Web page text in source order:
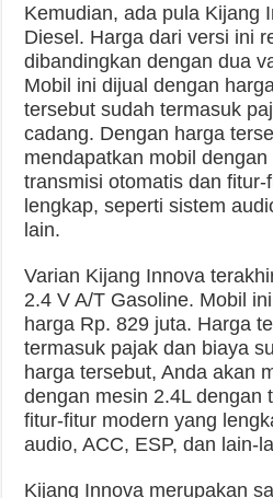
Kemudian, ada pula Kijang
Diesel. Harga dari versi ini
dibandingkan dengan dua
Mobil ini dijual dengan
tersebut sudah termasuk
cadang. Dengan harga
mendapatkan mobil
transmisi otomatis dan fitur-
lengkap, seperti sistem
lain.
Varian Kijang Innova
2.4 V A/T Gasoline. Mobil
harga Rp. 829 juta. Harga
termasuk pajak dan biaya
harga tersebut, Anda akan
dengan mesin 2.4L dengan
fitur-fitur modern yang
audio, ACC, ESP, dan lain-
Kijang Innova merupakan